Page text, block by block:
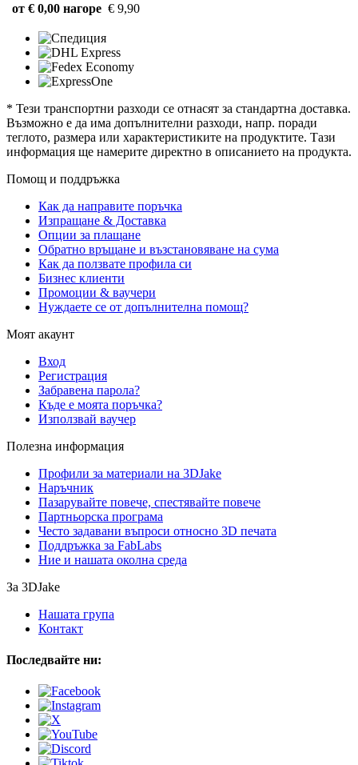
от € 0,00 нагоре € 9,90
* Тези транспортни разходи се отнасят за стандартна доставка.
Възможно е да има допълнителни разходи, напр. поради
теглото, размера или характеристиките на продуктите. Тази
информация ще намерите директно в описанието на продукта.
Помощ и поддръжка
Как да направите поръчка
Изпращане & Доставка
Опции за плащане
Обратно връщане и възстановяване на сума
Как да ползвате профила си
Бизнес клиенти
Промоции & ваучери
Нуждаете се от допълнителна помощ?
Моят акаунт
Вход
Регистрация
Забравена парола?
Къде е моята поръчка?
Използвай ваучер
Полезна информация
Профили за материали на 3DJake
Наръчник
Пазарувайте повече, спестявайте повече
Партньорска програма
Често задавани въпроси относно 3D печата
Поддръжка за FabLabs
Ние и нашата околна среда
За 3DJake
Нашата група
Контакт
Последвайте ни: